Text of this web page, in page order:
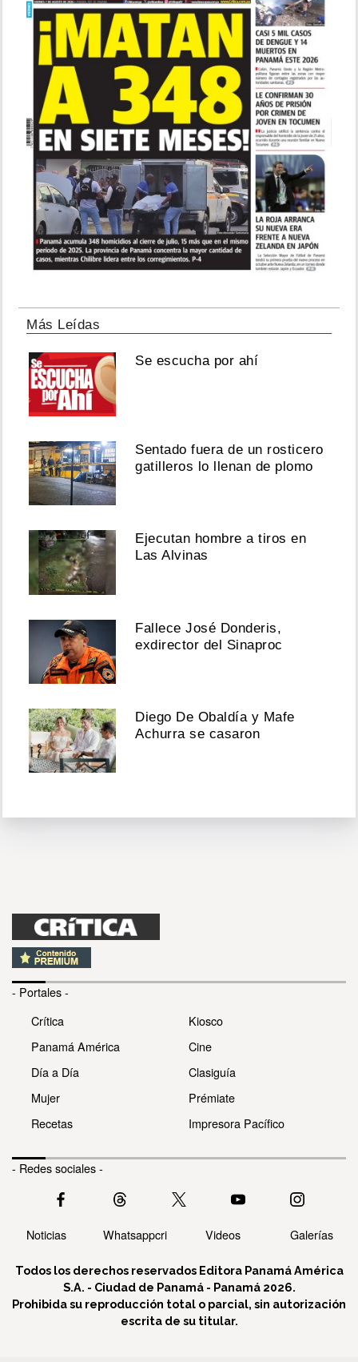
Más Leídas
Se escucha por ahí
Sentado fuera de un rosticero
gatilleros lo llenan de plomo
Ejecutan hombre a tiros en
Las Alvinas
Fallece José Donderis,
exdirector del Sinaproc
Diego De Obaldía y Mafe
Achurra se casaron
- Portales -
Crítica
Panamá América
Día a Día
Mujer
Recetas
Kiosco
Cine
Clasiguía
Prémiate
Impresora Pacífico
- Redes sociales -
Noticias Whatsappcri Videos Galerías
Todos los derechos reservados Editora Panamá América
S.A. - Ciudad de Panamá - Panamá 2026.
Prohibida su reproducción total o parcial, sin autorización
escrita de su titular.